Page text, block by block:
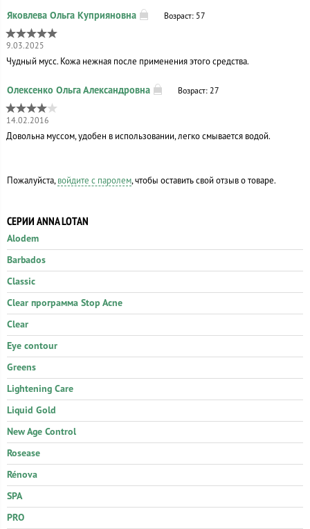
Возраст: 57
9.03.2025
Чудный мусс. Кожа нежная после применения этого средства.
Возраст: 27
14.02.2016
Довольна муссом, удобен в использовании, легко смывается водой.
Пожалуйста, войдите с паролем, чтобы оставить свой отзыв о товаре.
СЕРИИ ANNA LOTAN
Alodem
Barbados
Classic
Clear программа Stop Acne
Clear
Eye contour
Greens
Lightening Care
Liquid Gold
New Age Control
Rosease
Rénova
SPA
PRO